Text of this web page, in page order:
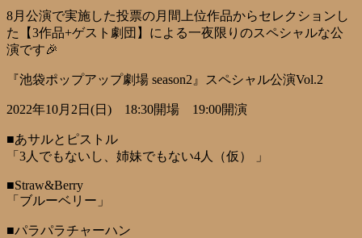
8月公演で実施した投票の月間上位作品からセレクションし
た【3作品+ゲスト劇団】による一夜限りのスペシャルな公
演です🎉
『池袋ポップアップ劇場 season2』スペシャル公演Vol.2
2022年10月2日(日) 18:30開場 19:00開演
■あサルとピストル
「3人でもないし、姉妹でもない4人（仮） 」
■Straw&Berry
「ブルーベリー」
■パラパラチャーハン